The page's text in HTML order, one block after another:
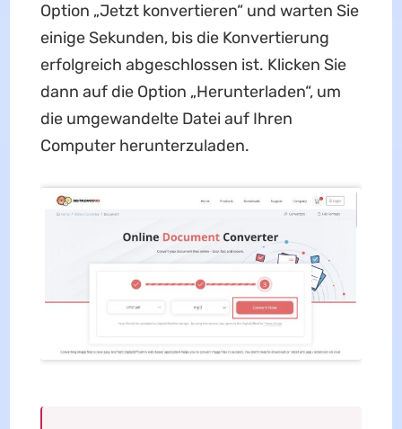
Option „Jetzt konvertieren“ und warten Sie
einige Sekunden, bis die Konvertierung
erfolgreich abgeschlossen ist. Klicken Sie
dann auf die Option „Herunterladen“, um
die umgewandelte Datei auf Ihren
Computer herunterzuladen.